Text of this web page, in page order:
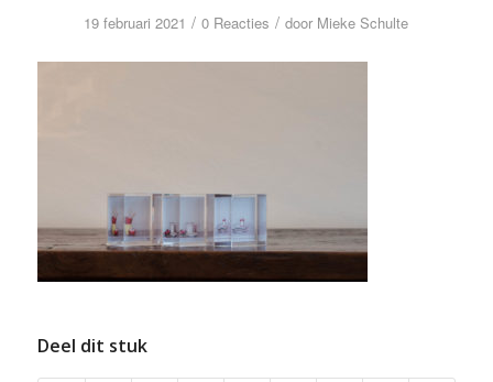
19 februari 2021 / 0 Reacties / door Mieke Schulte
Deel dit stuk